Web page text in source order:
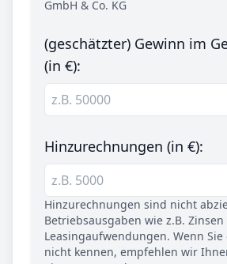
GmbH & Co. KG
(geschätzter) Gewinn im
(in €):
Hinzurechnungen (in €):
Hinzurechnungen sind nicht
Betriebsausgaben wie z.B.
Leasingaufwendungen. Wenn
nicht kennen, empfehlen wir